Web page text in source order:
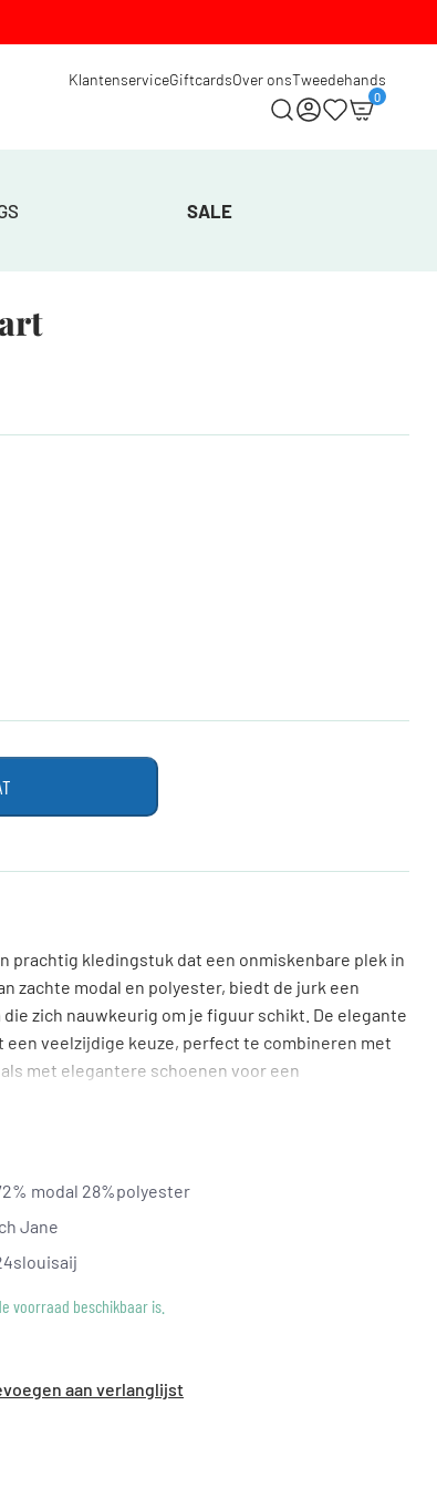
KlantenserviceGiftcardsOver onsTweedehands
0
SALE
prachtig kledingstuk dat een onmiskenbare plek in
zachte modal en polyester, biedt de jurk een
zich nauwkeurig om je figuur schikt. De elegante
veelzijdige keuze, perfect te combineren met
met elegantere schoenen voor een
modal 28%polyester
Jane
voorraad beschikbaar is.
aan verlanglijst